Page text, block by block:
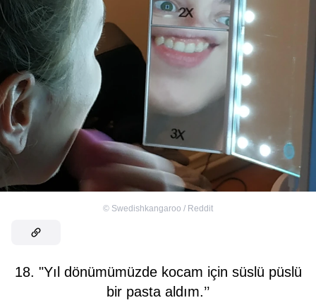
© Swedishkangaroo / Reddit
18. "Yıl dönümümüzde kocam için süslü püslü
bir pasta aldım.’’